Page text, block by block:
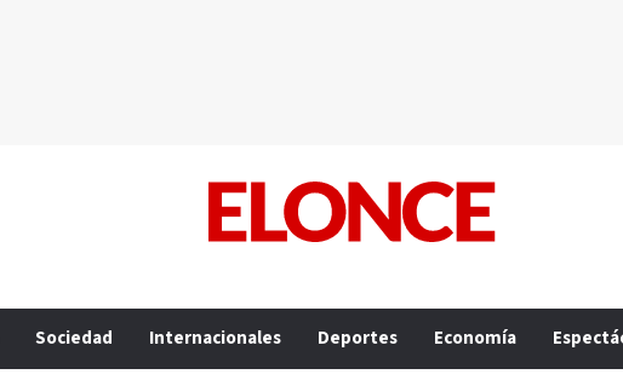
Sociedad Internacionales Deportes Economía